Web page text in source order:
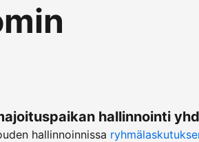
hallinnointi
hallinnoinnissa